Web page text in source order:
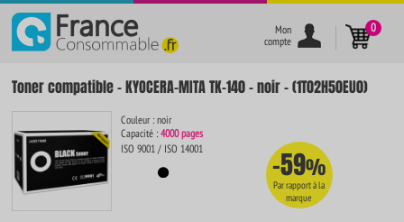
}
Mon
compte
0
Toner compatible - KYOCERA-MITA TK-140 - noir - (1T02H50EU0)
Couleur : noir
Capacité :4000 pages
ISO 9001 / ISO 14001
-59%
Par rapport à la
marque